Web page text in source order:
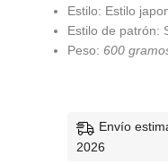
Estilo: Estilo
Estilo de patrón:
Peso: 600
Envío
2026